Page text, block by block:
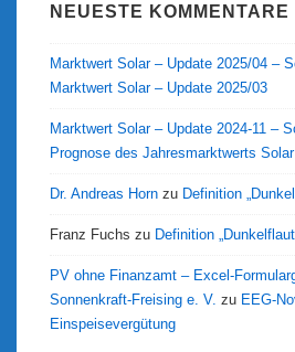
NEUESTE KOMMENTARE
Marktwert Solar – Update 2025/04 –
Marktwert Solar – Update 2025/03
Marktwert Solar – Update 2024-11 –
Prognose des Jahresmarktwerts Solar
Dr. Andreas Horn zu Definition
Franz Fuchs zu Definition
PV ohne Finanzamt – Excel-
Sonnenkraft-Freising e. V. zu EEG-
Einspeisevergütung